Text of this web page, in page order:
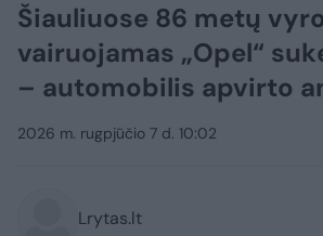
Šiauliuose 86 metų vyro
vairuojamas „Opel“
– automobilis apvirto
2026 m. rugpjūčio 7 d. 10:02
Lrytas.lt